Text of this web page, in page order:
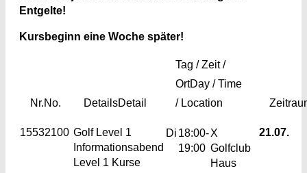
Entgelte!
Kursbeginn eine Woche später!
Nr.No. DetailsDetail
Tag / Zeit /
OrtDay / Time
/ Location
15532100 Golf Level 1
Informationsabend
Level 1 Kurse
Di 18:00-
19:00
X
Golfclub
Haus
21.07.